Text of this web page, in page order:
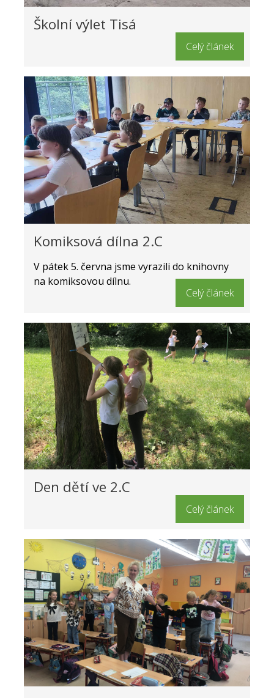
Školní výlet Tisá
Celý článek
Komiksová dílna 2.C
V pátek 5. června jsme vyrazili do knihovny
na komiksovou dílnu.
Celý článek
Den dětí ve 2.C
Celý článek